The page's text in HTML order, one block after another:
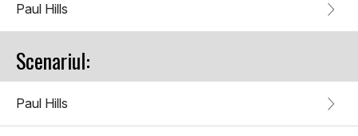
Paul Hills
Scenariul:
Paul Hills